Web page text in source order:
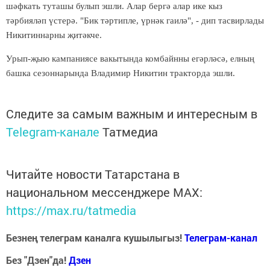
шәфкать туташы булып эшли. Алар бергә алар ике кыз
тәрбияләп үстерә. "Бик тәртипле, үрнәк гаилә", - дип тасвирлады
Никитиннарны җитәкче.
Урып-җыю кампаниясе вакытында комбайнны егәрләсә, елның
башка сезоннарында Владимир Никитин тракторда эшли.
Следите за самым важным и интересным в
Telegram-канале Татмедиа
Читайте новости Татарстана в
национальном мессенджере MАХ:
https://max.ru/tatmedia
Безнең телеграм каналга кушылыгыз!Телеграм-канал
Без "Дзен"да!Дзен